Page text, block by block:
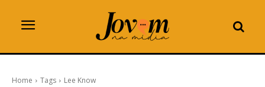
Home Tags Lee Know